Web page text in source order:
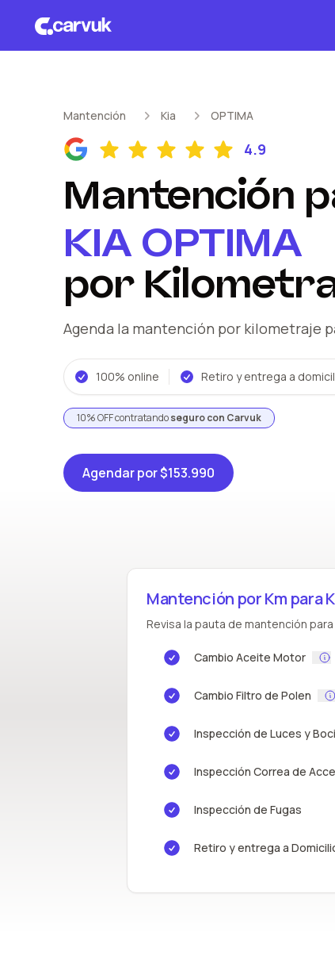
Mantención Kia OPTIMA
4.9
Mantención
KIA OPTIMA
por
Agenda la mantención por kilometraje
100% online Retiro y entrega a
10% OFF contratandoseguro con Carvuk
Agendarpor $153.990
Mantención por Km para
Revisa la pauta de mantención
Cambio Aceite Motor
Cambio Filtro de Polen
Inspección de Luces y
Inspección Correa de
Inspección de Fugas
Retiro y entrega a